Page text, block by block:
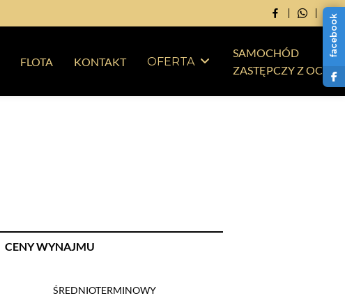
FLOTA KONTAKT OFERTA
SAMOCHÓD
ZASTĘPCZY Z OC
CENY WYNAJMU
ŚREDNIOTERMINOWY
facebook